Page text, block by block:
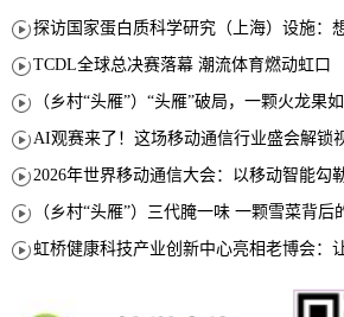
TCDL全球总决赛落幕 潮流体育燃动虹口